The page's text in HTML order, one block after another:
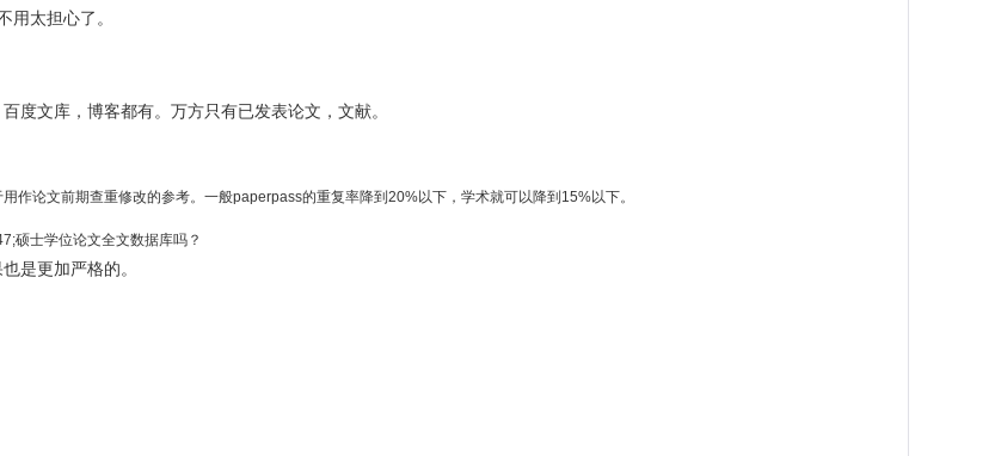
太担心了。
度文库，博客都有。万方只有已发表论文，文献。
论文前期查重修改的参考。一般paperpass的重复率降到20%以下，学术就可以降到15%以下。
硕士学位论文全文数据库吗？
是更加严格的。